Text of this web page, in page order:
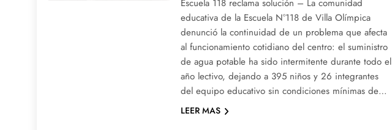
Escuela 118 reclama solución – La comunidad
educativa de la Escuela N°118 de Villa Olímpica
denunció la continuidad de un problema que afecta
al funcionamiento cotidiano del centro: el suministro
de agua potable ha sido intermitente durante todo el
año lectivo, dejando a 395 niños y 26 integrantes
del equipo educativo sin condiciones mínimas de…
LEER MAS